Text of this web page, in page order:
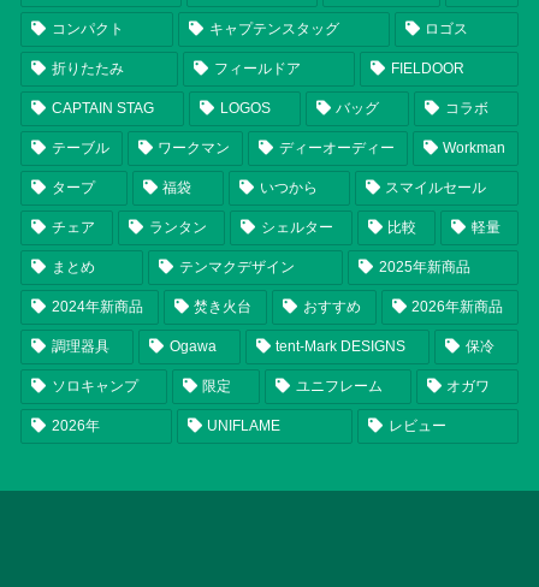
コンパクト キャプテンスタッグ ロゴス
折りたたみ フィールドア FIELDOOR
CAPTAIN STAG LOGOS バッグ コラボ
テーブル ワークマン ディーオーディー Workman
タープ 福袋 いつから スマイルセール
チェア ランタン シェルター 比較 軽量
まとめ テンマクデザイン 2025年新商品
2024年新商品 焚き火台 おすすめ 2026年新商品
調理器具 Ogawa tent-Mark DESIGNS 保冷
ソロキャンプ 限定 ユニフレーム オガワ
2026年 UNIFLAME レビュー